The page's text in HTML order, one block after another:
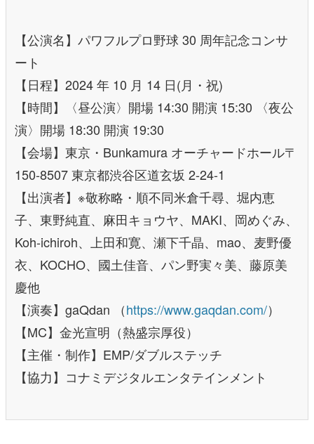
【公演名】パワフルプロ野球 30 周年記念コンサ
ート
【日程】2024 年 10 月 14 日(月・祝)
【時間】〈昼公演〉開場 14:30 開演 15:30 〈夜公
演〉開場 18:30 開演 19:30
【会場】東京・Bunkamura オーチャードホール〒
150-8507 東京都渋谷区道玄坂 2-24-1
【出演者】※敬称略・順不同米倉千尋、堀内恵
子、東野純直、麻田キョウヤ、MAKI、岡めぐみ、
Koh-ichiroh、上田和寛、瀬下千晶、mao、麦野優
衣、KOCHO、國土佳音、パン野実々美、藤原美
慶他
【演奏】gaQdan （https://www.gaqdan.com/）
【MC】金光宣明（熱盛宗厚役）
【主催・制作】EMP/ダブルステッチ
【協力】コナミデジタルエンタテインメント